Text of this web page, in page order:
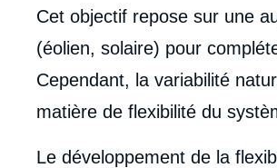
body
Cet objectif repose sur une
(éolien, solaire) pour
Cependant, la variabilité
matière de flexibilité du
Le développement de la